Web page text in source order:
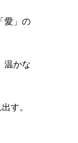
愛」の
温かな
す。